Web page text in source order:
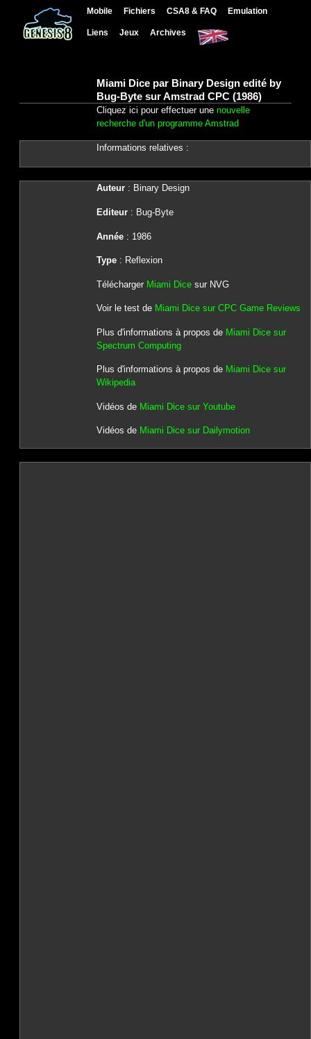
Mobile Fichiers CSA8 & FAQ Emulation
Liens Jeux Archives
Miami Dice par Binary Design edité by
Bug-Byte sur Amstrad CPC (1986)
Cliquez ici pour effectuer une nouvelle
recherche d'un programme Amstrad
Informations relatives :
Auteur: Binary Design
Editeur: Bug-Byte
Année: 1986
Type: Reflexion
Télécharger Miami Dicesur NVG
Voir le test de Miami Dice sur CPC Game Reviews
Plus d'informations à propos de Miami Dice sur
Spectrum Computing
Plus d'informations à propos de Miami Dice sur
Wikipedia
Vidéos de Miami Dice sur Youtube
Vidéos de Miami Dice sur Dailymotion